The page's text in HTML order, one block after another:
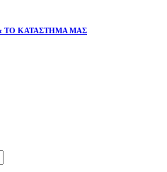
ΤΟ ΚΑΤΑΣΤΗΜΑ ΜΑΣ